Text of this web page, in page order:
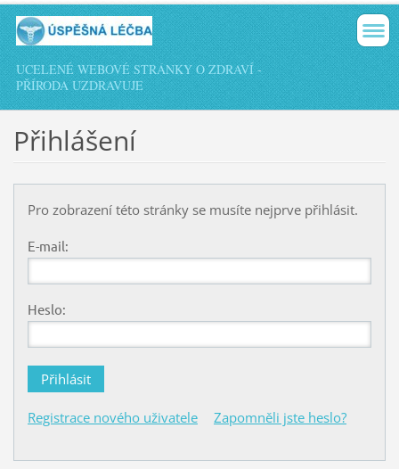
UCELENÉ WEBOVÉ STRÁNKY O ZDRAVÍ -
PŘÍRODA UZDRAVUJE
Přihlášení
Pro zobrazení této stránky se musíte nejprve přihlásit.
E-mail:
Heslo:
Registrace nového uživatele Zapomněli jste heslo?